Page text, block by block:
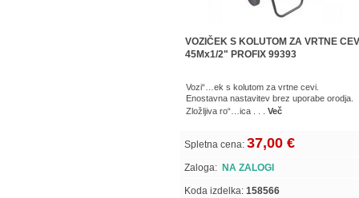
VOZIČEK S KOLUTOM ZA VRTNE
45Mx1/2" PROFIX 99393
Vozi“…ek s kolutom za vrtne cevi.
Enostavna nastavitev brez uporabe orodja.
Zložljiva ro“…ica . . . Več
Spletna cena: 37,00 €
Zaloga: NA ZALOGI
Koda izdelka: 158566